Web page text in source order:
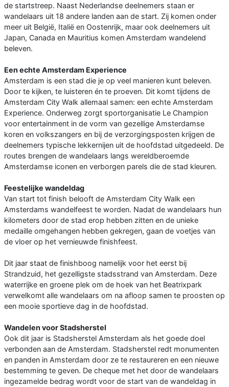
de startstreep. Naast Nederlandse deelnemers staan er
wandelaars uit 18 andere landen aan de start. Zij komen onder
meer uit België, Italië en Oostenrijk, maar ook deelnemers uit
Japan, Canada en Mauritius komen Amsterdam wandelend
beleven.
Een echte Amsterdam Experience
Amsterdam is een stad die je op veel manieren kunt beleven.
Door te kijken, te luisteren én te proeven. Dit komt tijdens de
Amsterdam City Walk allemaal samen: een echte Amsterdam
Experience. Onderweg zorgt sportorganisatie Le Champion
voor entertainment in de vorm van gezellige Amsterdamse
koren en volkszangers en bij de verzorgingsposten krijgen de
deelnemers typische lekkernijen uit de hoofdstad uitgedeeld. De
routes brengen de wandelaars langs wereldberoemde
Amsterdamse iconen en verborgen parels die de stad kleuren.
Feestelijke wandeldag
Van start tot finish belooft de Amsterdam City Walk een
Amsterdams wandelfeest te worden. Nadat de wandelaars hun
kilometers door de stad erop hebben zitten en de unieke
medaille omgehangen hebben gekregen, gaan de voetjes van
de vloer op het vernieuwde finishfeest.
Dit jaar staat de finishboog namelijk voor het eerst bij
Strandzuid, het gezelligste stadsstrand van Amsterdam. Deze
waterrijke en groene plek om de hoek van het Beatrixpark
verwelkomt alle wandelaars om na afloop samen te proosten op
een mooie sportieve dag in de hoofdstad.
Wandelen voor Stadsherstel
Ook dit jaar is Stadsherstel Amsterdam als het goede doel
verbonden aan de Amsterdam. Stadsherstel redt monumenten
en panden in Amsterdam door ze te restaureren en een nieuwe
bestemming te geven. De cheque met het door de wandelaars
ingezamelde bedrag wordt voor de start van de wandeldag in